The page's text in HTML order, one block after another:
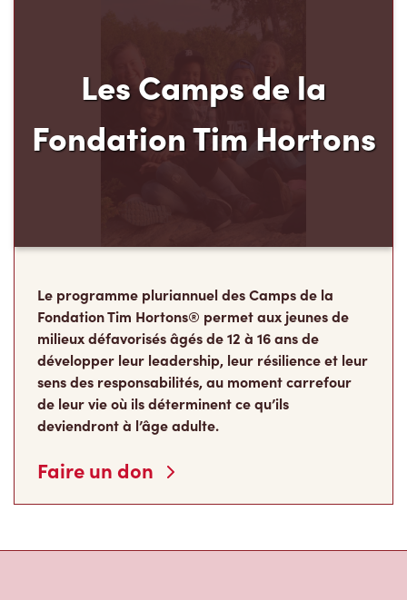
Les Camps de la
Fondation Tim Hortons
Le programme pluriannuel des Camps de la
Fondation Tim Hortons® permet aux jeunes de
milieux défavorisés âgés de 12 à 16 ans de
développer leur leadership, leur résilience et leur
sens des responsabilités, au moment carrefour
de leur vie où ils déterminent ce qu’ils
deviendront à l’âge adulte.
Faire un don